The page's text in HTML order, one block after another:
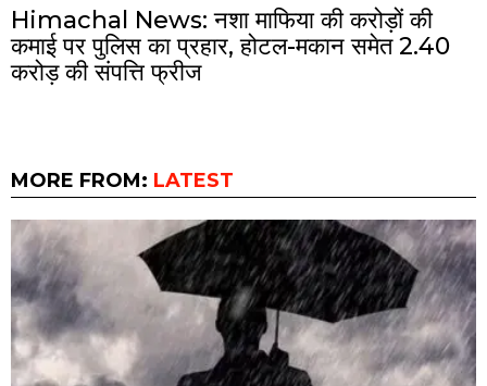
Himachal News: नशा माफिया की करोड़ों की
कमाई पर पुलिस का प्रहार, होटल-मकान समेत 2.40
करोड़ की संपत्ति फ्रीज
MORE FROM: LATEST